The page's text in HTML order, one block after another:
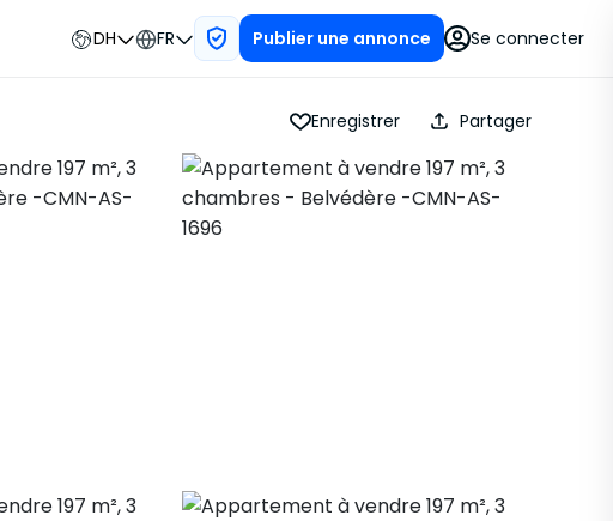
DH FR Publier une annonce Se connecter
Enregistrer Partager